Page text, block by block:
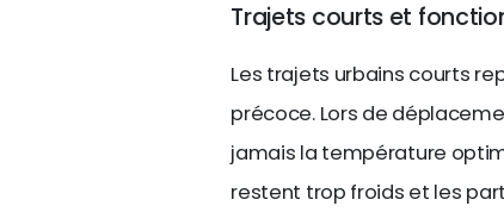
Trajets courts et
Les trajets urbains courts
précoce. Lors de
jamais la température
restent trop froids et les